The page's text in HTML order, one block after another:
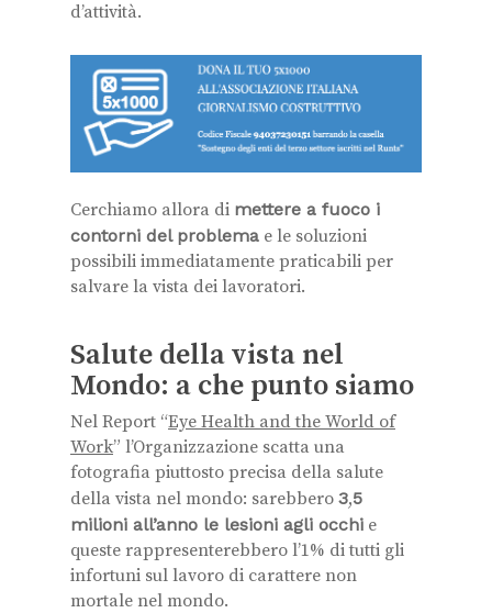
d’attività.
Cerchiamo allora di mettere a fuoco i
contorni del problema e le soluzioni
possibili immediatamente praticabili per
salvare la vista dei lavoratori.
Salute della vista nel
Mondo: a che punto siamo
Nel Report “Eye Health and the World of
Work” l’Organizzazione scatta una
fotografia piuttosto precisa della salute
della vista nel mondo: sarebbero 3,5
milioni all’anno le lesioni agli occhi e
queste rappresenterebbero l’1% di tutti gli
infortuni sul lavoro di carattere non
mortale nel mondo.